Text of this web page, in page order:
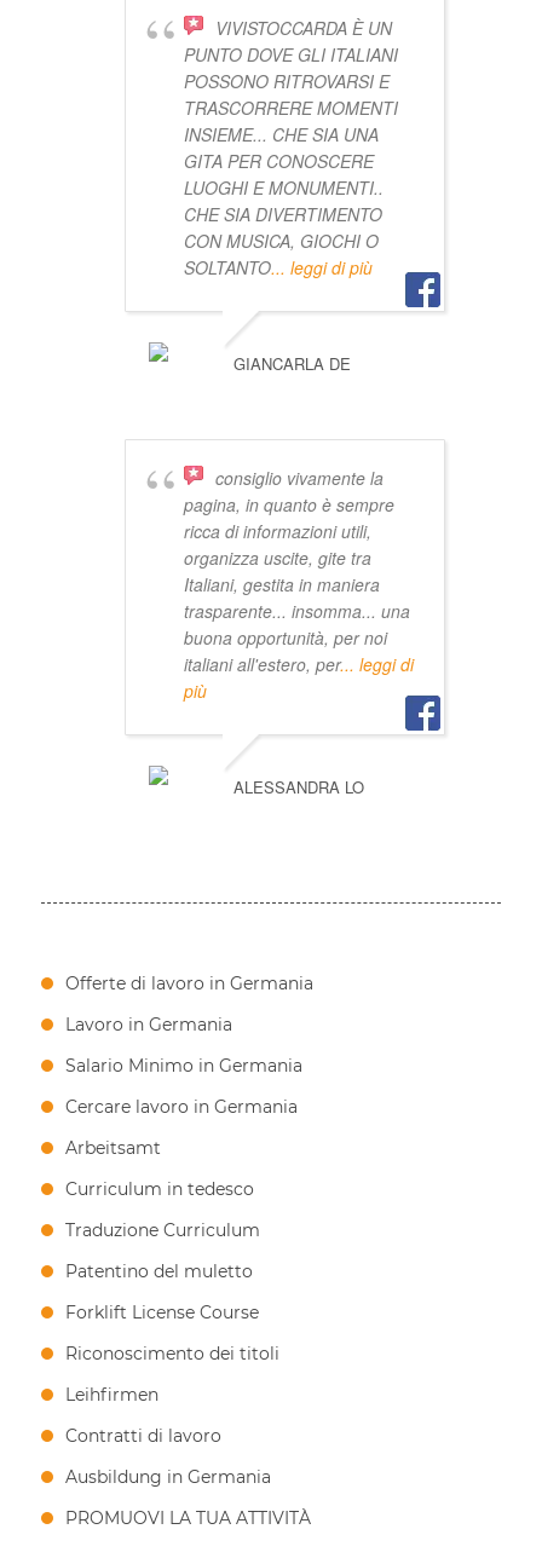
VIVISTOCCARDA È UN
PUNTO DOVE GLI ITALIANI
POSSONO RITROVARSI E
TRASCORRERE MOMENTI
INSIEME... CHE SIA UNA
GITA PER CONOSCERE
LUOGHI E MONUMENTI..
CHE SIA DIVERTIMENTO
CON MUSICA, GIOCHI O
SOLTANTO... leggi di più
GIANCARLA DE
consiglio vivamente la
pagina, in quanto è sempre
ricca di informazioni utili,
organizza uscite, gite tra
Italiani, gestita in maniera
trasparente... insomma... una
buona opportunità, per noi
italiani all'estero, per... leggi di
più
ALESSANDRA LO
Offerte di lavoro in Germania
Lavoro in Germania
Salario Minimo in Germania
Cercare lavoro in Germania
Arbeitsamt
Curriculum in tedesco
Traduzione Curriculum
Patentino del muletto
Forklift License Course
Riconoscimento dei titoli
Leihfirmen
Contratti di lavoro
Ausbildung in Germania
PROMUOVI LA TUA ATTIVITÀ